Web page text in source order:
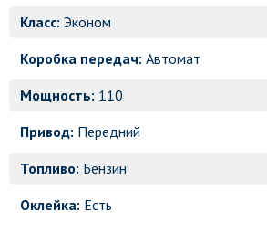
Класс: Эконом
Коробка передач: Автомат
Мощность: 110
Привод: Передний
Топливо: Бензин
Оклейка: Есть